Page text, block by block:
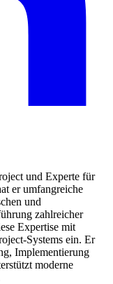
und Experte für
er umfangreiche
und
zahlreicher
Expertise mit
Systems ein. Er
Implementierung
moderne